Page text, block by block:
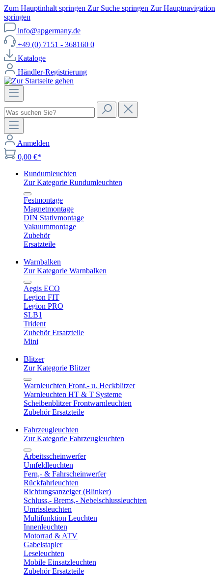
Zum Hauptinhalt springen Zur Suche springen Zur Hauptnavigation
springen
info@apgermany.de
+49 (0) 7151 - 368160 0
Kataloge
Händler-Registrierung
Anmelden
0,00 €*
Rundumleuchten
Zur Kategorie Rundumleuchten
Festmontage
Magnetmontage
DIN Stativmontage
Vakuummontage
Zubehör
Ersatzteile
Warnbalken
Zur Kategorie Warnbalken
Aegis ECO
Legion FIT
Legion PRO
SLB1
Trident
Zubehör Ersatzteile
Mini
Blitzer
Zur Kategorie Blitzer
Warnleuchten Front,- u. Heckblitzer
Warnleuchten HT & T Systeme
Scheibenblitzer Frontwarnleuchten
Zubehör Ersatzteile
Fahrzeugleuchten
Zur Kategorie Fahrzeugleuchten
Arbeitsscheinwerfer
Umfeldleuchten
Fern,- & Fahrscheinwerfer
Rückfahrleuchten
Richtungsanzeiger (Blinker)
Schluss,- Brems,- Nebelschlussleuchten
Umrissleuchten
Multifunktion Leuchten
Innenleuchten
Motorrad & ATV
Gabelstapler
Leseleuchten
Mobile Einsatzleuchten
Zubehör Ersatzteile